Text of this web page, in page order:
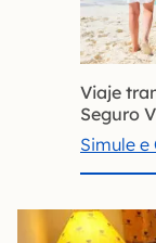
Viaje
Seguro
Simule